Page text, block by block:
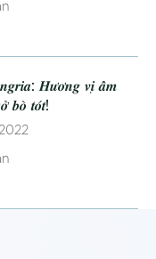
𝑯𝒖̛𝒐̛𝒏𝒈 𝒗𝒊̣ 𝒂̂̉𝒎
𝒃𝒐̀ 𝒕𝒐́𝒕!